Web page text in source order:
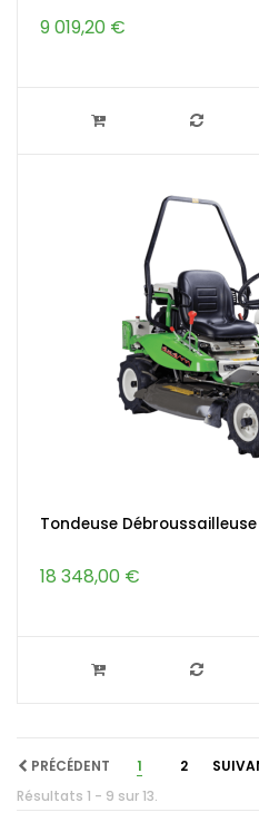
9 019,20 €
Tondeuse Débroussailleuse
18 348,00 €
PRÉCÉDENT 1 2
Résultats 1 - 9 sur 13.